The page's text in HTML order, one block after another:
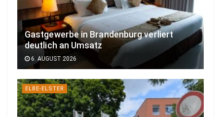
Gastgewerbe in Brandenburg verliert
deutlich an Umsatz
6. AUGUST 2026
ELBE-ELSTER